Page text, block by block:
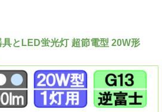
とLED蛍光灯 超節電型 20W形